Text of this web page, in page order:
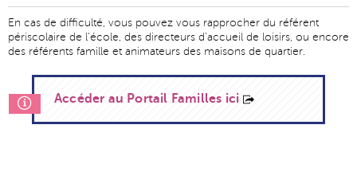
En cas de difficulté, vous pouvez vous rapprocher du référent
périscolaire de l’école, des directeurs d’accueil de loisirs, ou encore
des référents famille et animateurs des maisons de quartier.
Accéder au Portail Familles ici